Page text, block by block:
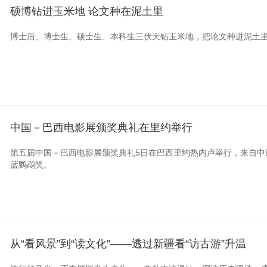
硕博钻进玉米地 论文种在泥土里
博士后、博士生、硕士生、本科生三伏天钻玉米地，把论文种进泥土
中国－巴西电影展颁奖典礼在里约举行
第五届中国－巴西电影展颁奖典礼5日在巴西里约热内卢举行，来自
蓝鹦鹉奖。
从“看风景”到“读文化”——透过新疆看“访古游”升温